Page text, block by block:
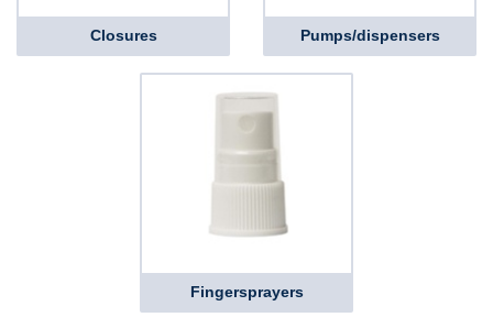
Closures Pumps/dispensers
Fingersprayers